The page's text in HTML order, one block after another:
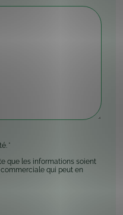
*
que les informations soient
qui peut en